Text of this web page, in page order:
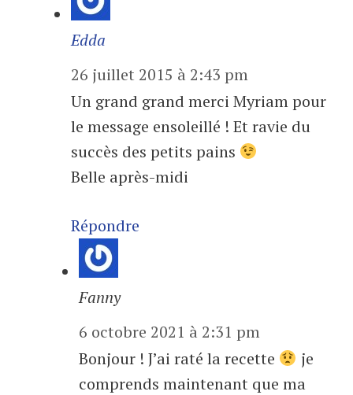
Edda
26 juillet 2015 à 2:43 pm
Un grand grand merci Myriam pour
le message ensoleillé ! Et ravie du
succès des petits pains
Belle après-midi
Répondre
Fanny
6 octobre 2021 à 2:31 pm
Bonjour ! J’ai raté la recette
je
comprends maintenant que ma